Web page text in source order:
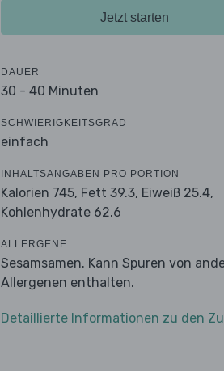
Jetzt starten
DAUER
30 - 40 Minuten
SCHWIERIGKEITSGRAD
einfach
INHALTSANGABEN PRO PORTION
Kalorien 745, Fett 39.3, Eiweiß 25.4,
Kohlenhydrate 62.6
ALLERGENE
Sesamsamen. Kann Spuren von
Allergenen enthalten.
Detaillierte Informationen zu den